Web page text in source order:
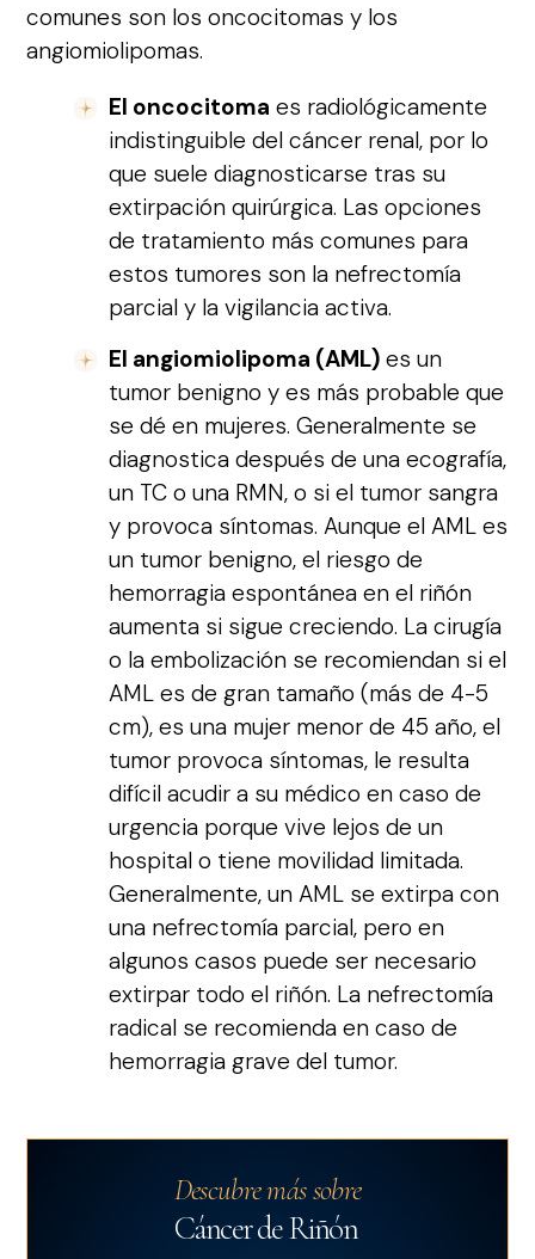
comunes son los oncocitomas y los
angiomiolipomas.
El oncocitoma es radiológicamente
indistinguible del cáncer renal, por lo
que suele diagnosticarse tras su
extirpación quirúrgica. Las opciones
de tratamiento más comunes para
estos tumores son la nefrectomía
parcial y la vigilancia activa.
El angiomiolipoma (AML)es un
tumor benigno y es más probable que
se dé en mujeres. Generalmente se
diagnostica después de una ecografía,
un TC o una RMN, o si el tumor sangra
y provoca síntomas. Aunque el AML es
un tumor benigno, el riesgo de
hemorragia espontánea en el riñón
aumenta si sigue creciendo. La cirugía
o la embolización se recomiendan si el
AML es de gran tamaño (más de 4-5
cm), es una mujer menor de 45 año, el
tumor provoca síntomas, le resulta
difícil acudir a su médico en caso de
urgencia porque vive lejos de un
hospital o tiene movilidad limitada.
Generalmente, un AML se extirpa con
una nefrectomía parcial, pero en
algunos casos puede ser necesario
extirpar todo el riñón. La nefrectomía
radical se recomienda en caso de
hemorragia grave del tumor.
Descubre más sobre
Cáncer de Riñón